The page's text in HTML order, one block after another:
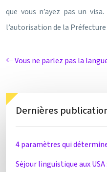
que vous n’ayez pas un
l’autorisation de la
Vous ne parlez pas la
Dernières
4 paramètres qui
Séjour linguistique aux